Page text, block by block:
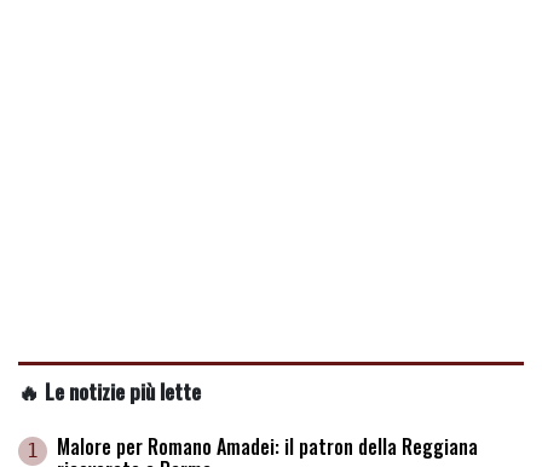
🔥 Le notizie più lette
1 Malore per Romano Amadei: il patron della Reggiana